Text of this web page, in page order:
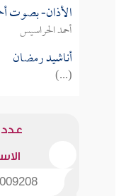
الأذان- بصوت
أحمد الحراسيس
أناشيد رمضان
(...)